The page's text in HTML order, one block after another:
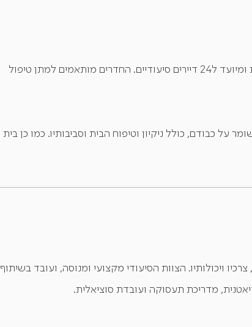
בית הדר הינו בית קטן ומשפחתי הפועל בפיקוח וברישיון משרד הבריאות ומיועד ל24 דיירים סיעודיים. החדרים מותאמים למתן טיפול
על כבודם, כולל ניקיון וטיפוח הבית וסביבותיו. כמו כן בית
ויכולותיו. הצוות הסיעודי מקצועי ומנוסה, ועובד בשיתוף
מדריכת תעסוקה ועובדת סוציאלית.